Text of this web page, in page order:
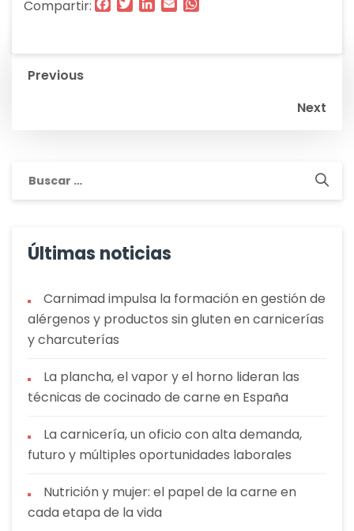
Compartir:
Navegación
Previous
Next
Últimas noticias
Carnimad impulsa la formación en gestión de
alérgenos y productos sin gluten en carnicerías
y charcuterías
La plancha, el vapor y el horno lideran las
técnicas de cocinado de carne en España
La carnicería, un oficio con alta demanda,
futuro y múltiples oportunidades laborales
Nutrición y mujer: el papel de la carne en
cada etapa de la vida